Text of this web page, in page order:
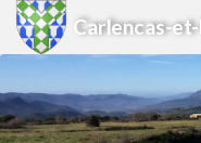
Skip to content
Carlencas-